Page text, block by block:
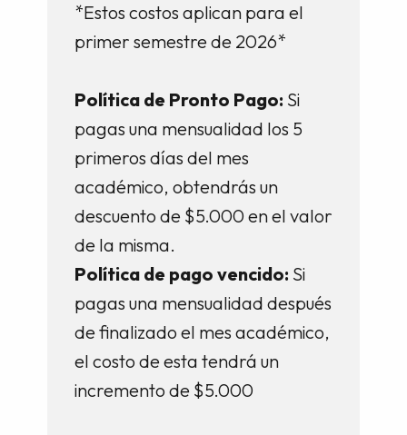
*Estos costos aplican para el
primer semestre de 2026*
Política de Pronto Pago: Si
pagas una mensualidad los 5
primeros días del mes
académico, obtendrás un
descuento de $5.000 en el valor
de la misma.
Política de pago vencido: Si
pagas una mensualidad después
de finalizado el mes académico,
el costo de esta tendrá un
incremento de $5.000